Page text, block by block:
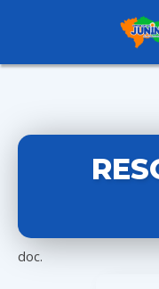
doc.